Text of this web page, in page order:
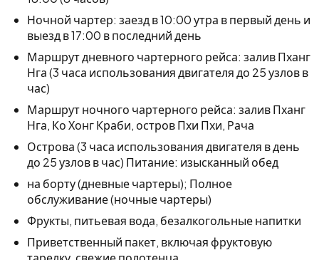
Ночной чартер: заезд в 10:00 утра в первый день и
выезд в 17:00 в последний день
Маршрут дневного чартерного рейса: залив Пханг
Нга (3 часа использования двигателя до 25 узлов в
час)
Маршрут ночного чартерного рейса: залив Пханг
Нга, Ко Хонг Краби, остров Пхи Пхи, Рача
Острова (3 часа использования двигателя в день
до 25 узлов в час) Питание: изысканный обед
на борту (дневные чартеры); Полное
обслуживание (ночные чартеры)
Фрукты, питьевая вода, безалкогольные напитки
Приветственный пакет, включая фруктовую